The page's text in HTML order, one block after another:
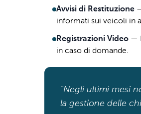
Avvisi di Restituzione
informati sui veicoli in
Registrazioni Video —
in caso di domande.
“Negli ultimi mesi
la gestione delle